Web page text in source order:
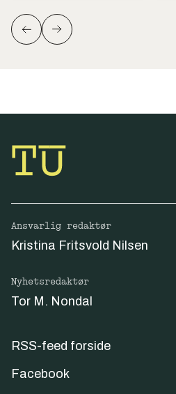
Ansvarlig redaktør
Kristina Fritsvold Nilsen
Nyhetsredaktør
Tor M. Nondal
RSS-feed forside
Facebook